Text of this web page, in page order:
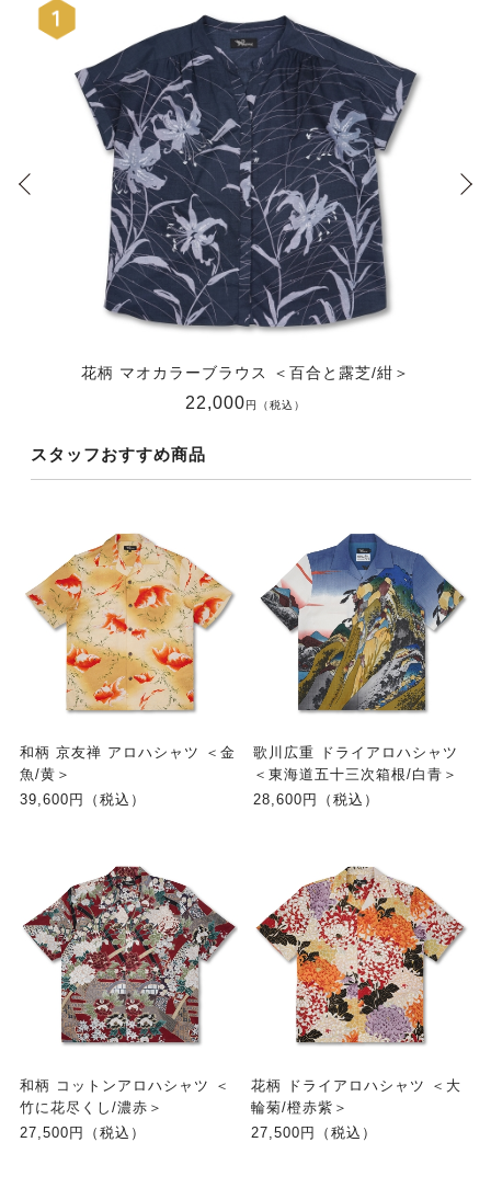
花柄 マオカラーブラウス ＜百合と露芝/紺＞
22,000円（税込）
スタッフおすすめ商品
和柄 京友禅 アロハシャツ ＜金
魚/黄＞
39,600円（税込）
歌川広重 ドライアロハシャツ
＜東海道五十三次箱根/白青＞
28,600円（税込）
和柄 コットンアロハシャツ ＜
竹に花尽くし/濃赤＞
27,500円（税込）
花柄 ドライアロハシャツ ＜大
輪菊/橙赤紫＞
27,500円（税込）